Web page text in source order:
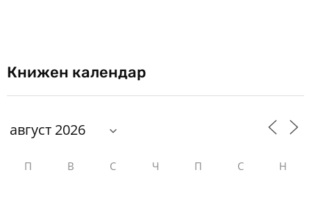
Книжен календар
П В С Ч П С Н